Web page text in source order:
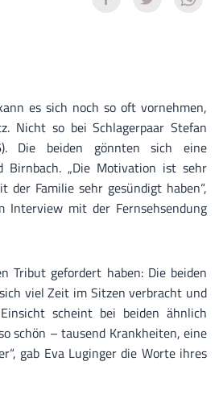
es sich noch so oft vornehmen,
Nicht so bei Schlagerpaar Stefan
Die beiden gönnten sich eine
Birnbach. „Die Motivation ist sehr
Familie sehr gesündigt haben“,
Interview mit der Fernsehsendung
Tribut gefordert haben: Die beiden
viel Zeit im Sitzen verbracht und
scheint bei beiden ähnlich
schön – tausend Krankheiten, eine
gab Eva Luginger die Worte ihres